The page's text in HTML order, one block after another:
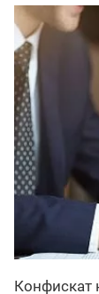
Конфискат